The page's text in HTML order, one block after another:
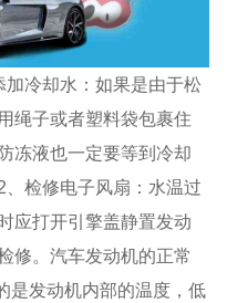
冷却水：如果是由于松
绳子或者塑料袋包裹住
冻液也一定要等到冷却
检修电子风扇：水温过
应打开引擎盖静置发动
修。汽车发动机的正常
是发动机内部的温度，低